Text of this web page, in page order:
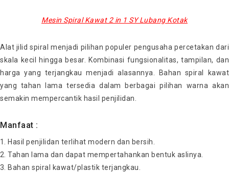
Mesin Spiral Kawat 2 in 1 SY Lubang Kotak
Alat jilid spiral menjadi pilihan populer pengusaha percetakan dari
skala kecil hingga besar. Kombinasi fungsionalitas, tampilan, dan
harga yang terjangkau menjadi alasannya. Bahan spiral kawat
yang tahan lama tersedia dalam berbagai pilihan warna akan
semakin mempercantik hasil penjilidan.
Manfaat :
Hasil penjilidan terlihat modern dan bersih.
Tahan lama dan dapat mempertahankan bentuk aslinya.
Bahan spiral kawat/plastik terjangkau.